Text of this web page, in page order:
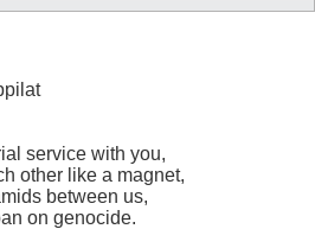
service with you,
other like a magnet,
between us,
on genocide.